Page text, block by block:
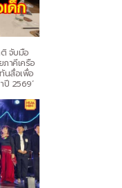
จับมือ
าคีเครือ
นสื่อเพื่อ
2569’